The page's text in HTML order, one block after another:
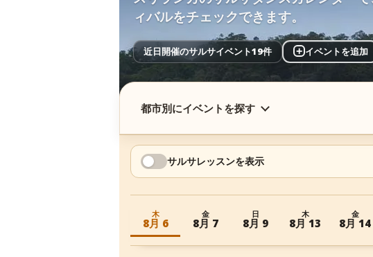
ィバルをチェックできます。
近日開催のサルサイベント19件 + イベントを追加
都市別にイベントを探す
サルサレッスンを表示
木
8月 6
金
8月 7
日
8月 9
木
8月 13
金
8月 14